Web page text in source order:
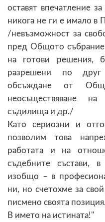
оставят впечатление
никога не ги е имало
/невъзможност за
пред Общото събрание,
на готови решения,
разрешени по
обсъждане от
неосъществяване
съдилища и др./
Като сериозни и
позволим това
работата и на
съдебните състави,
изобщо – в
ни, но счетохме за
писмено своята позиция.
В името на истината!"